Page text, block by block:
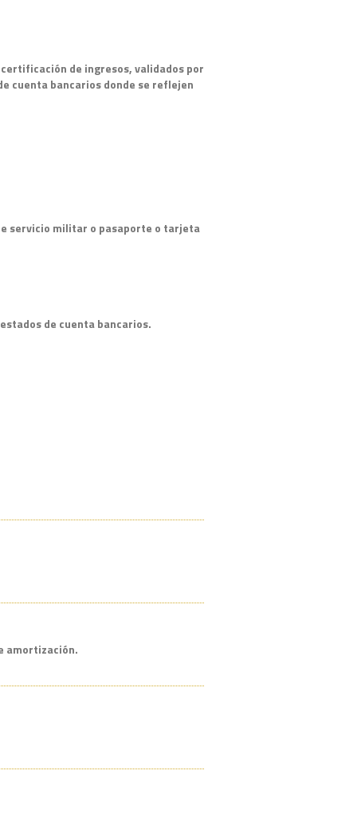
de ingresos, validados por
cuenta bancarios donde se reflejen
servicio militar o pasaporte o tarjeta
de cuenta bancarios.
amortización.